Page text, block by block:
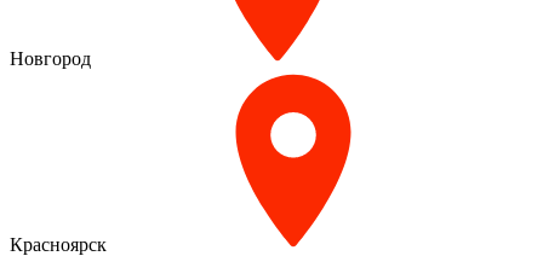
Новгород
Красноярск